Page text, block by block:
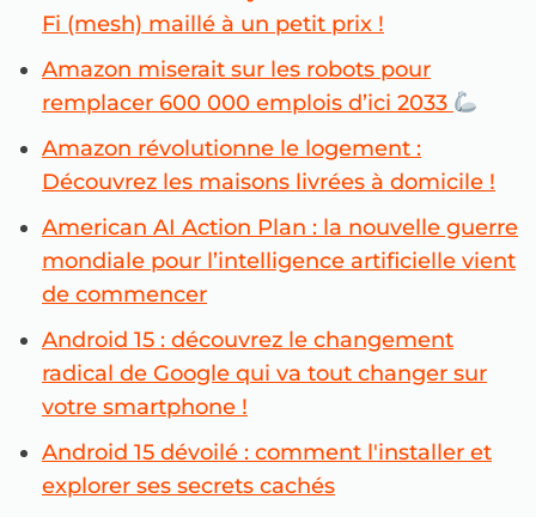
Fi (mesh) maillé à un petit prix !
Amazon miserait sur les robots pour
remplacer 600 000 emplois d’ici 2033
Amazon révolutionne le logement :
Découvrez les maisons livrées à domicile !
American AI Action Plan : la nouvelle guerre
mondiale pour l’intelligence artificielle vient
de commencer
Android 15 : découvrez le changement
radical de Google qui va tout changer sur
votre smartphone !
Android 15 dévoilé : comment l'installer et
explorer ses secrets cachés